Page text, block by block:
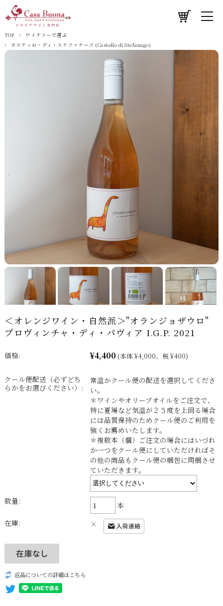
TOP
ワイナリーで選ぶ
カステッロ・ディ・ステファナーゴ (Castello di Stefanago)
＜オレンジワイン・自然派＞"オランジョザウロ"
プロヴィンチャ・ディ・パヴィア I.G.P. 2021
価格: ¥4,400 (本体 ¥4,000、税 ¥400)
クール便配送（必ずどち
らかをお選びください）:
常温かクール便の配送を選択してくださ
い。
＊ワインやオリーブオイルをご注文で、
特に夏場など気温が２５度を上回る場合
には品質保持のためクール便のご利用を
強くお薦めいたします。
＊複数本（個）ご注文の場合にはいづれ
か一つをクール便にしていただければそ
の他の商品もクール便の梱包に同梱させ
ていただきます。
数量:
本
在庫:
×
返品についての詳細はこちら